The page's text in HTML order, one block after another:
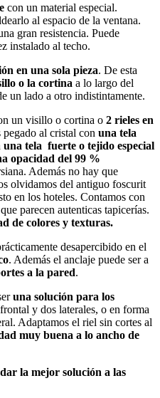
con un material especial.
al espacio de la ventana.
gran resistencia. Puede
instalado al techo.
en una sola pieza. De esta
o la cortina a lo largo del
un lado a otro indistintamente.
un visillo o cortina o 2 rieles en
pegado al cristal con una tela
una tela fuerte o tejido especial
opacidad del 99 %
Además no hay que
olvidamos del antiguo foscurit
en los hoteles. Contamos con
parecen autenticas tapicerías.
de colores y texturas.
desapercibido en el
. Además el anclaje puede ser a
a la pared.
una solución para los
y dos laterales, o en forma
Adaptamos el riel sin cortes al
muy buena a lo ancho de
la mejor solución a las